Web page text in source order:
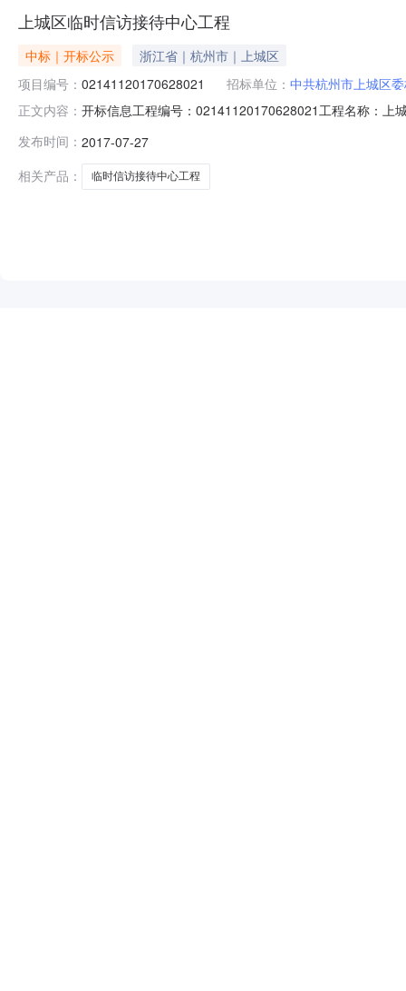
上城区临时信访接待中心工程
中标｜开标公示
浙江省｜杭州市｜上城区
项目编号： 02141120170628021 招标单位： 中共杭州市上城区
正文内容： 开标信息工程编号：02141120170628021工程名称：上
政园林建设有限公司段涛330.575100120按照招标文件
发布时间： 2017-07-27
相关产品：
临时信访接待中心工程